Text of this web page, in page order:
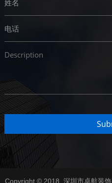
Copyright © 2018. 深圳市卓航装